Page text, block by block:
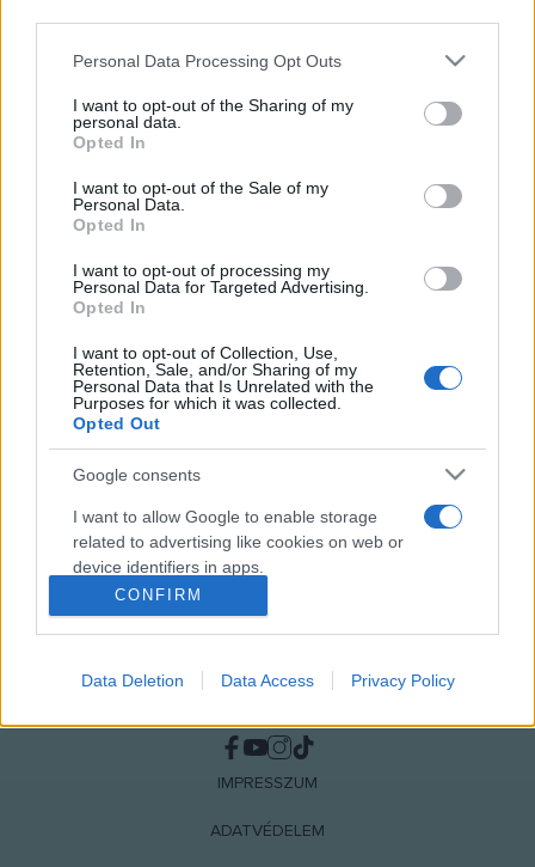
Please note that this website/app uses one or more Google
not limited to your visit or usage behaviour. You may click to
grant or deny consent to Google and its third-party tags to
use your data for below specified purposes in below Google
consent section.
Personal Data Processing Opt Outs
I want to opt-out of the Sharing of my
personal data.
Opted In
I want to opt-out of the Sale of my
Personal Data.
Opted In
I want to opt-out of processing my
Personal Data for Targeted Advertising.
Opted In
I want to opt-out of Collection, Use,
Retention, Sale, and/or Sharing of my
Personal Data that Is Unrelated with the
Purposes for which it was collected.
Opted Out
Google consents
I want to allow Google to enable storage
related to advertising like cookies on web or
device identifiers in apps.
I want to allow my user data to be sent to
Google for online advertising purposes.
I want to allow Google to send me
I want to allow Google to enable storage
related to analytics like cookies on web or
CONFIRM
Data Deletion Data Access Privacy Policy
a művész személyes ismerőseivel találkozhattunk, most
mintha ismét visszatérnének a korábbi talányos
mindennapok világából kiragadott kedvencei. A talált vagy
beállított privát fotók alapján készült festményekre írt
ironikus szövegek különös történetek elképzelésére
sarkallják a befogadót. A kiállítás helyszíne: kArton Galéria
2003. február 19. - március 20.
MEGOSZTÁS
IMPRESSZUM
ADATVÉDELEM